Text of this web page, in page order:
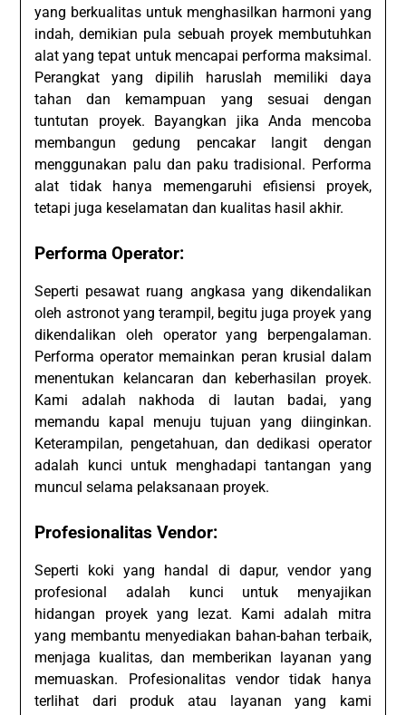
yang berkualitas untuk menghasilkan harmoni yang
indah, demikian pula sebuah proyek membutuhkan
alat yang tepat untuk mencapai performa maksimal.
Perangkat yang dipilih haruslah memiliki daya
tahan dan kemampuan yang sesuai dengan
tuntutan proyek. Bayangkan jika Anda mencoba
membangun gedung pencakar langit dengan
menggunakan palu dan paku tradisional. Performa
alat tidak hanya memengaruhi efisiensi proyek,
tetapi juga keselamatan dan kualitas hasil akhir.
Performa Operator:
Seperti pesawat ruang angkasa yang dikendalikan
oleh astronot yang terampil, begitu juga proyek yang
dikendalikan oleh operator yang berpengalaman.
Performa operator memainkan peran krusial dalam
menentukan kelancaran dan keberhasilan proyek.
Kami adalah nakhoda di lautan badai, yang
memandu kapal menuju tujuan yang diinginkan.
Keterampilan, pengetahuan, dan dedikasi operator
adalah kunci untuk menghadapi tantangan yang
muncul selama pelaksanaan proyek.
Profesionalitas Vendor:
Seperti koki yang handal di dapur, vendor yang
profesional adalah kunci untuk menyajikan
hidangan proyek yang lezat. Kami adalah mitra
yang membantu menyediakan bahan-bahan terbaik,
menjaga kualitas, dan memberikan layanan yang
memuaskan. Profesionalitas vendor tidak hanya
terlihat dari produk atau layanan yang kami